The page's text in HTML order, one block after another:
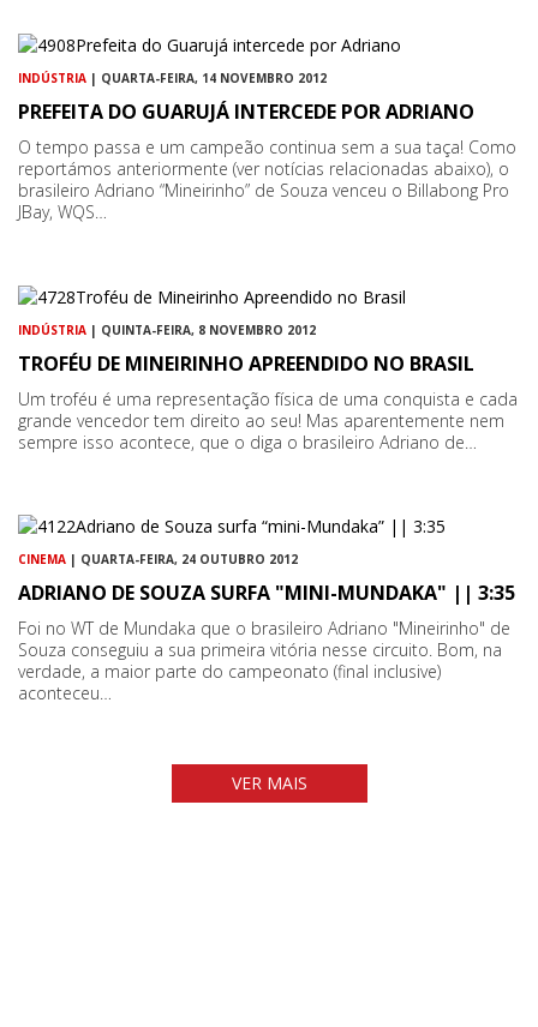
INDÚSTRIA | QUARTA-FEIRA, 14 NOVEMBRO 2012
PREFEITA DO GUARUJÁ INTERCEDE POR ADRIANO
O tempo passa e um campeão continua sem a sua taça! Como
reportámos anteriormente (ver notícias relacionadas abaixo), o
brasileiro Adriano “Mineirinho” de Souza venceu o Billabong Pro
JBay, WQS…
INDÚSTRIA | QUINTA-FEIRA, 8 NOVEMBRO 2012
TROFÉU DE MINEIRINHO APREENDIDO NO BRASIL
Um troféu é uma representação física de uma conquista e cada
grande vencedor tem direito ao seu! Mas aparentemente nem
sempre isso acontece, que o diga o brasileiro Adriano de…
CINEMA | QUARTA-FEIRA, 24 OUTUBRO 2012
ADRIANO DE SOUZA SURFA "MINI-MUNDAKA" || 3:35
Foi no WT de Mundaka que o brasileiro Adriano "Mineirinho" de
Souza conseguiu a sua primeira vitória nesse circuito. Bom, na
verdade, a maior parte do campeonato (final inclusive)
aconteceu…
VER MAIS